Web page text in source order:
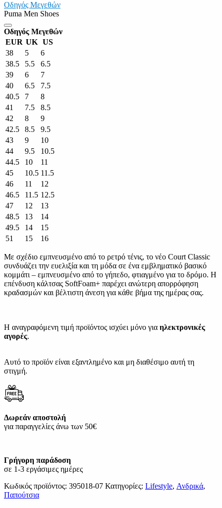
Οδηγός Μεγεθών
Puma Men Shoes
Οδηγός Μεγεθών
EUR UK US
38
5
6
38.5
5.5
6.5
39
6
7
40
6.5
7.5
40.5
7
8
41
7.5
8.5
42
8
9
42.5
8.5
9.5
43
9
10
44
9.5
10.5
44.5
10
11
45
10.5 11.5
46
11
12
46.5
11.5 12.5
47
12
13
48.5
13
14
49.5
14
15
51
15 16
Με σχέδιο εμπνευσμένο από το ρετρό τένις, το νέο Court Classic
συνδυάζει την ευελιξία και τη μόδα σε ένα εμβληματικό βασικό
κομμάτι – εμπνευσμένο από το γήπεδο, φτιαγμένο για το δρόμο. Η
επένδυση κάλτσας SoftFoam+ παρέχει ανώτερη απορρόφηση
κραδασμών και βέλτιστη άνεση για κάθε βήμα της ημέρας σας.
Η αναγραφόμενη τιμή προϊόντος ισχύει μόνο για ηλεκτρονικές
αγορές.
Αυτό το προϊόν είναι εξαντλημένο και μη διαθέσιμο αυτή τη
στιγμή.
Δωρεάν αποστολή
για παραγγελίες άνω των 50€
Γρήγορη παράδοση
σε 1-3 εργάσιμες ημέρες
Κωδικός προϊόντος: 395018-07 Κατηγορίες: Lifestyle, Ανδρικά,
Παπούτσια